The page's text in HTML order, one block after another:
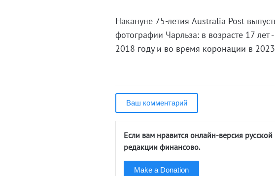
Накануне 75-летия Australia Post
фотографии Чарльза: в возрасте 17
2018 году и во время коронации в 2023
Ваш комментарий
Если вам нравится онлайн-версия
редакции финансово.
Make a Donation